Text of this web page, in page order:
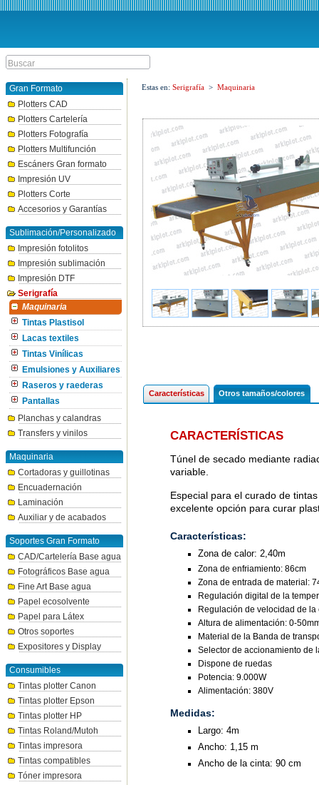
Gran Formato
Plotters CAD
Plotters Cartelería
Plotters Fotografía
Plotters Multifunción
Escáners Gran formato
Impresión UV
Plotters Corte
Accesorios y Garantías
Sublimación/Personalizado
Impresión fotolitos
Impresión sublimación
Impresión DTF
Serigrafía
Maquinaria
Tintas Plastisol
Lacas textiles
Tintas Vinílicas
Emulsiones y Auxiliares
Raseros y raederas
Pantallas
Planchas y calandras
Transfers y vinilos
Maquinaria
Cortadoras y guillotinas
Encuadernación
Laminación
Auxiliar y de acabados
Soportes Gran Formato
CAD/Cartelería Base agua
Fotográficos Base agua
Fine Art Base agua
Papel ecosolvente
Papel para Látex
Otros soportes
Expositores y Display
Consumibles
Tintas plotter Canon
Tintas plotter Epson
Tintas plotter HP
Tintas Roland/Mutoh
Tintas impresora
Tintas compatibles
Tóner impresora
Estas en: Serigrafía > Maquinaria
Características Otros tamaños/colores
CARACTERÍSTICAS
Túnel de secado mediante
variable.
Especial para el curado de
excelente opción para curar
Características:
Zona de calor: 2,40m
Zona de enfriamiento: 86cm
Zona de entrada de material:
Regulación digital de la
Regulación de velocidad de la
Altura de alimentación: 0-
Material de la Banda de
Selector de accionamiento de
Dispone de ruedas
Potencia: 9.000W
Alimentación: 380V
Medidas:
Largo: 4m
Ancho: 1,15 m
Ancho de la cinta: 90 cm